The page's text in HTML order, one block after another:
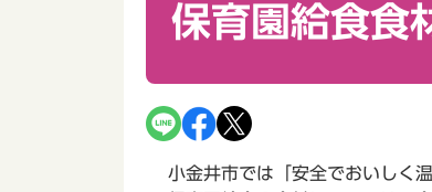
保育園給食食
小金井市では「安全でおいしく